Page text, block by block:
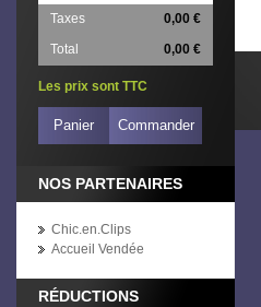
Taxes
0,00 €
Total
0,00 €
Les prix sont TTC
Panier Commander
NOS PARTENAIRES
Chic.en.Clips
Accueil Vendée
RÉDUCTIONS